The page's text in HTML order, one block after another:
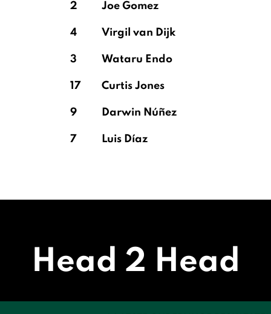
2 Joe Gomez
4 Virgil van Dijk
3 Wataru Endo
17 Curtis Jones
9 Darwin Núñez
7 Luis Díaz
Head 2 Head